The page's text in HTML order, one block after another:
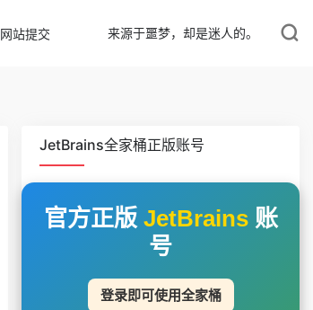
网站提交 来源于噩梦，却是迷人的。
JetBrains全家桶正版账号
官方正版 JetBrains账
号
登录即可使用全家桶